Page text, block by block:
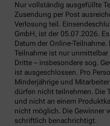
Nur vollständig ausgefüllte
Zusendung per Post
Verlosung teil.
GmbH, ist der 05.07.2026.
Datum der Online-
Teilnahme ist nur
Dritte – insbesondere sog.
ist ausgeschlossen. Pro
Minderjährige und
dürfen nicht teilnehmen. Die
und nicht an einem
nicht möglich. Die Gewinner
schriftlich benachrichtigt.